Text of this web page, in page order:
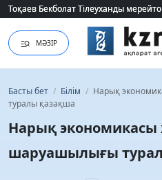
Тоқаев Бекболат Тілеуханды
Тоқаев Бекболат Тілеуханды
МӘЗІР
Басты бет / Білім / Нарық
туралы қазақша
Нарық экономикасы
шаруашылығы